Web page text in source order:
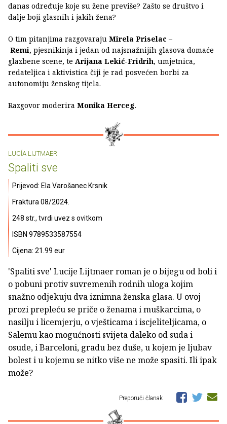
danas određuje koje su žene previše? Zašto se društvo i
dalje boji glasnih i jakih žena?
O tim pitanjima razgovaraju Mirela Priselac –
Remi, pjesnikinja i jedan od najsnažnijih glasova domaće
glazbene scene, te Arijana Lekić-Fridrih, umjetnica,
redateljica i aktivistica čiji je rad posvećen borbi za
autonomiju ženskog tijela.
Razgovor moderira Monika Herceg.
LUCÍA LIJTMAER
Spaliti sve
Prijevod: Ela Varošanec Krsnik
Fraktura 08/2024.
248 str., tvrdi uvez s ovitkom
ISBN 9789533587554
Cijena: 21.99 eur
'Spaliti sve' Lucíje Lijtmaer roman je o bijegu od boli i
o pobuni protiv suvremenih rodnih uloga kojim
snažno odjekuju dva iznimna ženska glasa. U ovoj
prozi prepleću se priče o ženama i muškarcima, o
nasilju i licemjerju, o vješticama i iscjeliteljicama, o
Salemu kao mogućnosti svijeta daleko od suda i
osude, i Barceloni, gradu bez duše, u kojem je ljubav
bolest i u kojemu se nitko više ne može spasiti. Ili ipak
može?
Preporuči članak